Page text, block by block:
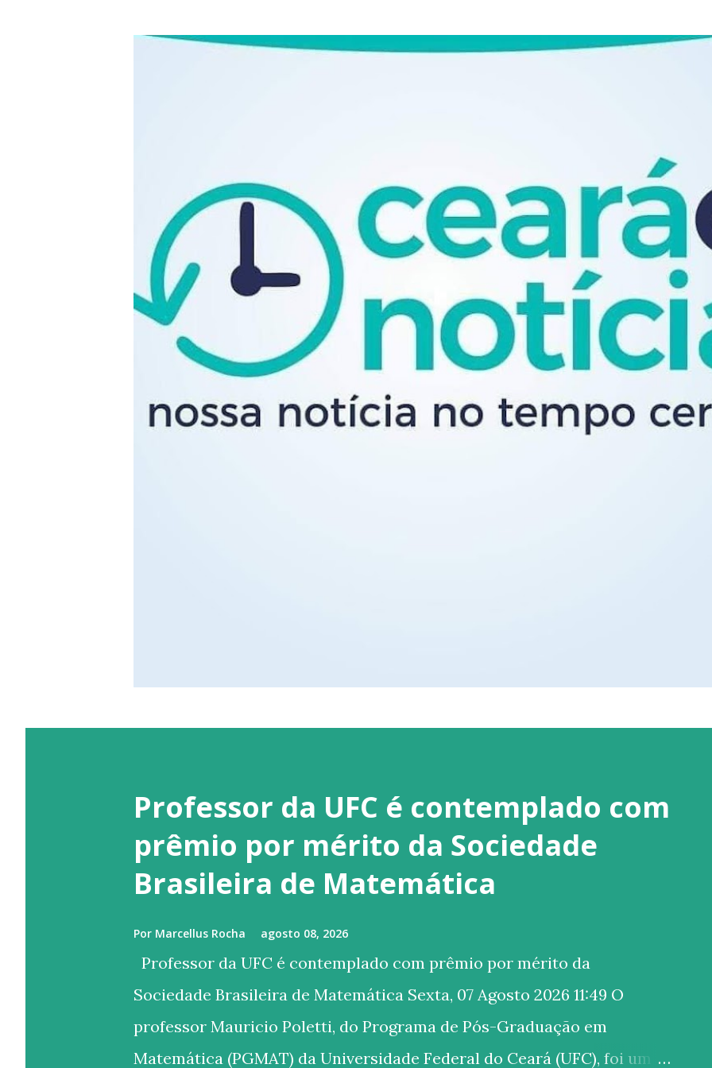
Professor da UFC é contemplado com
prêmio por mérito da Sociedade
Brasileira de Matemática
Por Marcellus Rocha agosto 08, 2026
Professor da UFC é contemplado com prêmio por mérito da
Sociedade Brasileira de Matemática Sexta, 07 Agosto 2026 11:49 O
professor Mauricio Poletti, do Programa de Pós-Graduação em
Matemática (PGMAT) da Universidade Federal do Ceará (UFC), foi um